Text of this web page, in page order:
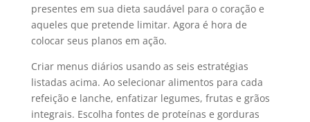
presentes em sua dieta saudável para o coração e
aqueles que pretende limitar. Agora é hora de
colocar seus planos em ação.
Criar menus diários usando as seis estratégias
listadas acima. Ao selecionar alimentos para cada
refeição e lanche, enfatizar legumes, frutas e grãos
integrais. Escolha fontes de proteínas e gorduras